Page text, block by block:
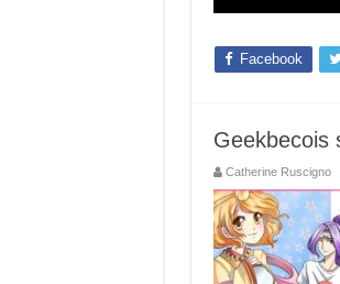
Facebook
Geekbecois
Catherine Ruscigno